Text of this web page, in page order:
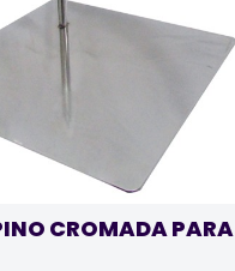
CROMADA PARA